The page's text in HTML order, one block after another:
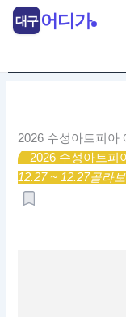
2026 수성아트피아
2026 수성아트피
12.27 ~ 12.27골라
대구 어디가